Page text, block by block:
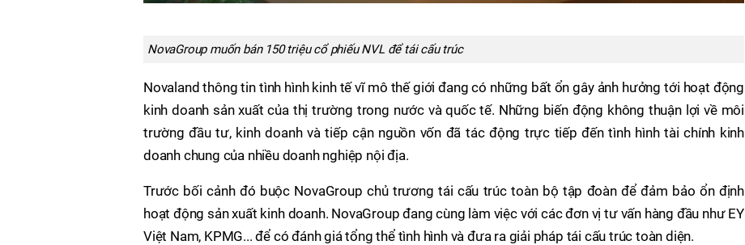
NovaGroup muốn bán 150 triệu cổ phiếu NVL để tái cấu trúc
Novaland thông tin tình hình kinh tế vĩ mô thế giới đang có những bất ổn gây ảnh hưởng tới hoạt động
kinh doanh sản xuất của thị trường trong nước và quốc tế. Những biến động không thuận lợi về môi
trường đầu tư, kinh doanh và tiếp cận nguồn vốn đã tác động trực tiếp đến tình hình tài chính kinh
doanh chung của nhiều doanh nghiệp nội địa.
Trước bối cảnh đó buộc NovaGroup chủ trương tái cấu trúc toàn bộ tập đoàn để đảm bảo ổn định
hoạt động sản xuất kinh doanh. NovaGroup đang cùng làm việc với các đơn vị tư vấn hàng đầu như EY
Việt Nam, KPMG... để có đánh giá tổng thể tình hình và đưa ra giải pháp tái cấu trúc toàn diện.